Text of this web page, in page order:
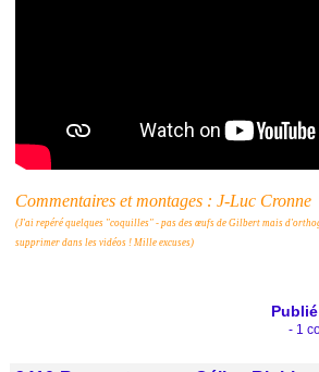
Commentaires et montages : J-Luc Cronne
(J'ai repéré quelques "coquilles" - pas des œufs de Gilbert mais
supprimer dans les vidéos ! Mille excuses)
- 1